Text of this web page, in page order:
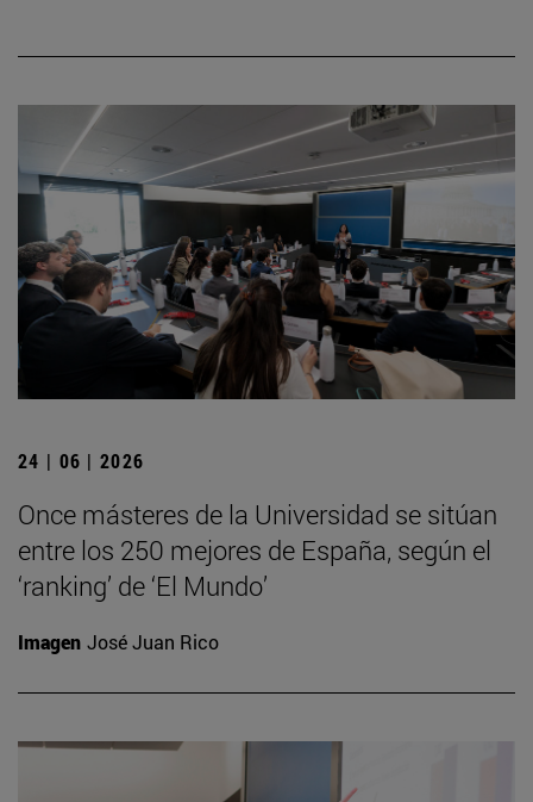
24 | 06 | 2026
Once másteres de la Universidad se sitúan
entre los 250 mejores de España, según el
‘ranking’ de ‘El Mundo’
Imagen José Juan Rico